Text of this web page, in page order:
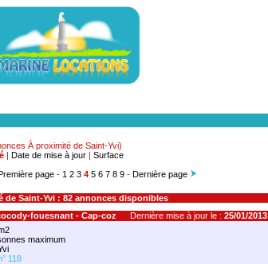
À proximité de Saint-Yvi)
| Date de mise à jour | Surface
page - 1 2 3 4 5 6 7 8 9 - Dernière page
de Saint-Yvi : 82 annonces disponibles
fouesnant - Cap-coz
Dernière mise à jour le : 25/01/
maximum
118